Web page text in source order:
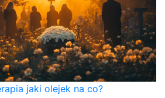
jaki olejek na co?